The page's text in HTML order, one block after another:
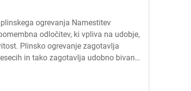
ogrevanja Namestitev
odločitev, ki vpliva na udobje,
Plinsko ogrevanje zagotavlja
in tako zagotavlja udobno bivanje